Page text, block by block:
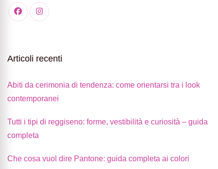
Articoli recenti
Abiti da cerimonia di tendenza: come orientarsi tra i look
contemporanei
Tutti i tipi di reggiseno: forme, vestibilità e curiosità – guida
completa
Che cosa vuol dire Pantone: guida completa ai colori